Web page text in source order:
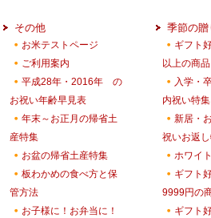
その他
お米テストページ
ご利用案内
平成28年・2016年 の
お祝い年齢早見表
年末～お正月の帰省土
産特集
お盆の帰省土産特集
板わかめの食べ方と保
管方法
お子様に！お弁当に！
季節の贈
ギフト
以上の商品
入学・
内祝い特集
新居・
祝いお返
ホワイ
ギフト
9999円の
ギフト